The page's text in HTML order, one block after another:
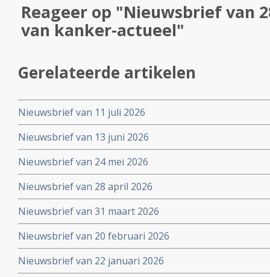
Reageer op "Nieuwsbrief van
van kanker-actueel"
Gerelateerde artikelen
Nieuwsbrief van 11 juli 2026
Nieuwsbrief van 13 juni 2026
Nieuwsbrief van 24 mei 2026
Nieuwsbrief van 28 april 2026
Nieuwsbrief van 31 maart 2026
Nieuwsbrief van 20 februari 2026
Nieuwsbrief van 22 januari 2026